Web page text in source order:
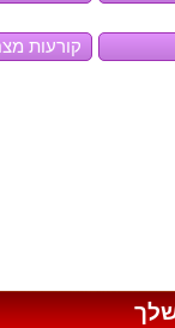
קורעות